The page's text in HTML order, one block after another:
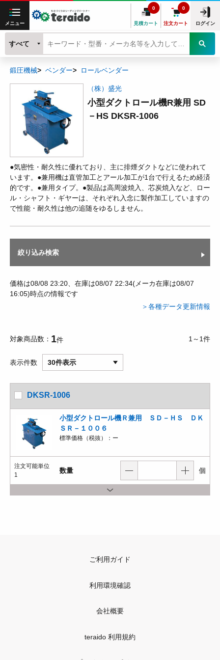
メニュー 見積カート
0
注文カート
0
ログイン
すべて
鍛圧機械 ベンダー ロールベンダー
（株）盛光
小型ダクトロール機R兼用 SD
－HS DKSR-1006
●気密性・耐久性に優れており、主に排煙ダクトなどに使われて
います。●兼用機は直管加工とアール加工が1台で行えるため経済
的です。●兼用タイプ。●製品は高周波焼入、芯炭焼入など、ロー
ル・シャフト・ギヤーは、それぞれ入念に製作加工していますの
で性能・耐久性は他の追随をゆるしません。
絞り込み検索
価格は08/08 23:20、在庫は08/07 22:34(メーカ在庫は08/07
16:05)時点の情報です
＞各種データ更新情報
対象商品数 1件 1～1件
表示件数 30件表示
DKSR-1006
小型ダクトロール機Ｒ兼用 ＳＤ－ＨＳ ＤＫ
ＳＲ－１００６
標準価格（税抜）： ー
注文可能単位
1
数量 個
ご利用ガイド
利用環境確認
会社概要
teraido 利用規約